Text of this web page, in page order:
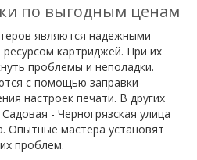
по выгодным ценам
являются надежными
картриджей. При их
проблемы и неполадки.
с помощью заправки
настроек печати. В других
- Черногрязская улица
Опытные мастера установят
проблем.